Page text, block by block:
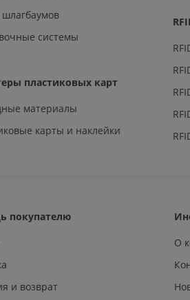
системы
пластиковых карт
материалы
карты и наклейки
покупателю
и возврат
О